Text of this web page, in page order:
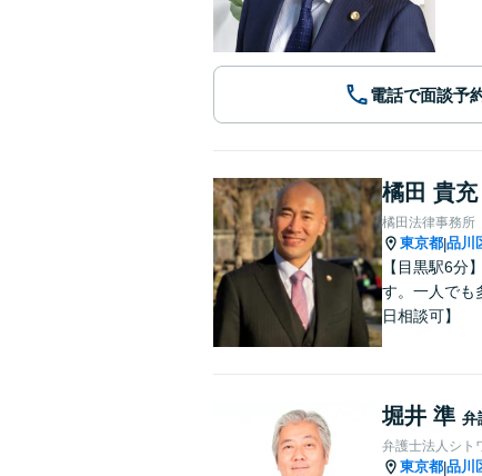
電話で面談予
橘田 貴充
橘田法律事務所
東京都|品川
【目黒駅6分
す。一人でも
日相談可】
堀井 準 弁
弁護士法人シト
東京都|品川